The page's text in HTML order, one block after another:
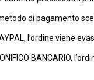
di pagamento
l’ordine viene
BANCARIO,